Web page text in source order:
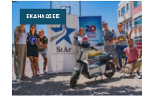
ΕΚΔΗΛΏΣΕΙΣ